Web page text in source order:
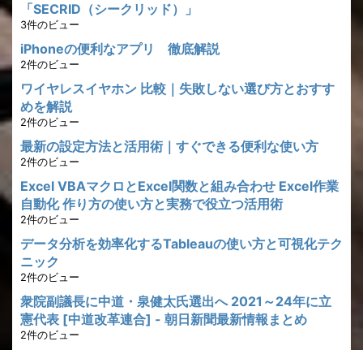
「SECRID（シークリッド）」
3件のビュー
iPhoneの便利なアプリ 徹底解説
2件のビュー
ワイヤレスイヤホン 比較｜失敗しない選び方とおすす
めを解説
2件のビュー
最新の設定方法と活用術｜すぐできる便利な使い方
2件のビュー
Excel VBAマクロとExcel関数と組み合わせ Excel作業
自動化 作り方の使い方と実務で役立つ活用術
2件のビュー
データ分析を効率化するTableauの使い方と可視化テク
ニック
2件のビュー
衆院副議長に中道・泉健太氏選出へ 2021～24年に立
憲代表 [中道改革連合] - 朝日新聞最新情報まとめ
2件のビュー